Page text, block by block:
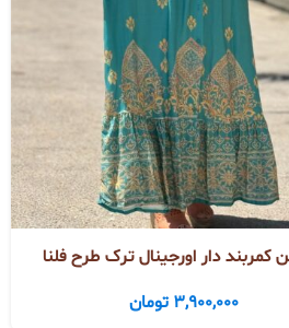
کمربند دار اورجینال ترک طرح فلنا
3,900,000 تومان